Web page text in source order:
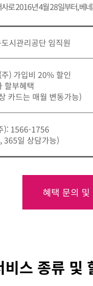
사로2016년 4월28일부터, 베
시관리공단 임직원
) 가입비 20% 할인
할부혜택
카드는 매월 변동가능)
): 1566-1756
365일 상담가능)
혜택 문의 및
비스 종류 및